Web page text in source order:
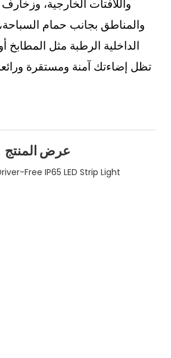
واللافتات الخارجية، وزخارف
والمناطق بجانب حمام
الداخلية الرطبة مثل
عرض المنتج